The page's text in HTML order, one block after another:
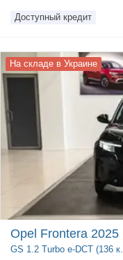
Доступный кредит
На складе в Украине
Opel Frontera 2025
GS 1.2 Turbo e-DCT (136